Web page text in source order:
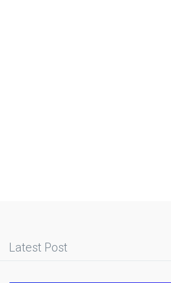
Latest Post